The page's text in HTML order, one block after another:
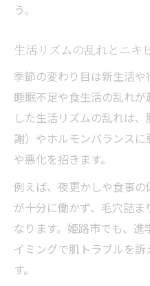
う。
生活リズムの乱れとニキ
季節の変わり目は新生活や
睡眠不足や食生活の乱れ
した生活リズムの乱れは
謝）やホルモンバランス
や悪化を招きます。
例えば、夜更かしや食事
が十分に働かず、毛穴詰
なります。姫路市でも、
イミングで肌トラブルを
す。